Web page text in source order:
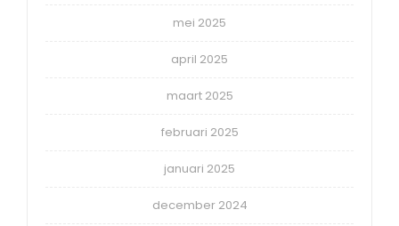
mei 2025
april 2025
maart 2025
februari 2025
januari 2025
december 2024